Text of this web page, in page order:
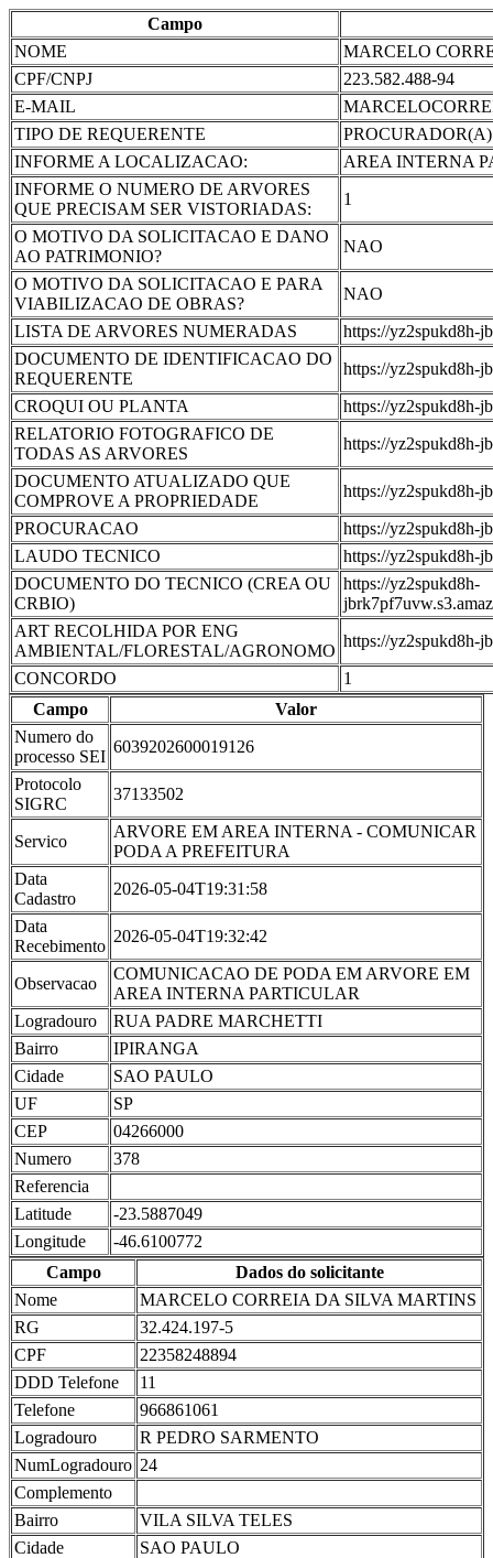
Campo
NOME
MARCELO
CPF/CNPJ
223.582.488-94
E-MAIL
TIPO DE REQUERENTE
PROCURADOR(A)
INFORME A LOCALIZACAO:
AREA INTERNA
INFORME O NUMERO DE ARVORES
QUE PRECISAM SER VISTORIADAS:
1
O MOTIVO DA SOLICITACAO E DANO
AO PATRIMONIO?
NAO
O MOTIVO DA SOLICITACAO E PARA
VIABILIZACAO DE OBRAS?
NAO
LISTA DE ARVORES NUMERADAS
https://
DOCUMENTO DE IDENTIFICACAO DO
REQUERENTE
https://yz2spukd8h-
CROQUI OU PLANTA
https://yz2spukd8h-
RELATORIO FOTOGRAFICO DE
TODAS AS ARVORES
https://
DOCUMENTO ATUALIZADO QUE
COMPROVE A PROPRIEDADE
https://yz2spukd8h-
PROCURACAO
https://yz2spukd8h-
LAUDO TECNICO
https://yz2spukd8h-
DOCUMENTO DO TECNICO (CREA OU
CRBIO)
https://yz2spukd8h-
ART RECOLHIDA POR ENG
AMBIENTAL/FLORESTAL/AGRONOMO
https://
CONCORDO
1
Campo
Valor
Numero do
processo SEI
6039202600019126
Protocolo
SIGRC
37133502
Servico
ARVORE EM AREA INTERNA - COMUNICAR
PODA A PREFEITURA
Data
Cadastro
2026-05-04T19:31:58
Data
Recebimento
2026-05-04T19:32:42
Observacao
COMUNICACAO DE PODA EM ARVORE EM
AREA INTERNA PARTICULAR
Logradouro
RUA PADRE MARCHETTI
Bairro
IPIRANGA
Cidade
SAO PAULO
UF
SP
CEP
04266000
Numero
378
Referencia
Latitude
-23.5887049
Longitude
-46.6100772
Campo
Dados do solicitante
Nome
MARCELO CORREIA DA SILVA MARTINS
RG
32.424.197-5
CPF
22358248894
DDD Telefone
11
Telefone
966861061
Logradouro
R PEDRO SARMENTO
NumLogradouro 24
Complemento
Bairro
VILA SILVA TELES
Cidade
SAO PAULO